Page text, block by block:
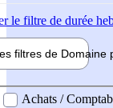
le filtre de durée
filtres de Domaine
professionel
Achats /